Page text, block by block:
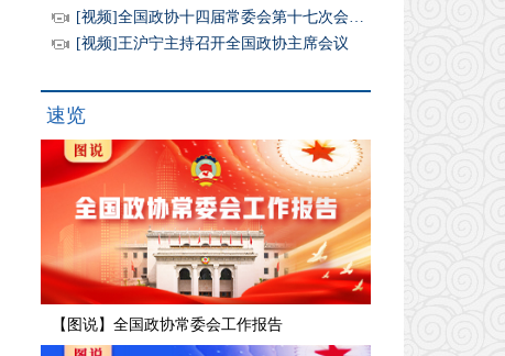
[视频]全国政协十四届常委会第十七次会议开幕 王沪宁主持 丁薛祥作报告
[视频]王沪宁主持召开全国政协主席会议
速览
【图说】全国政协常委会工作报告